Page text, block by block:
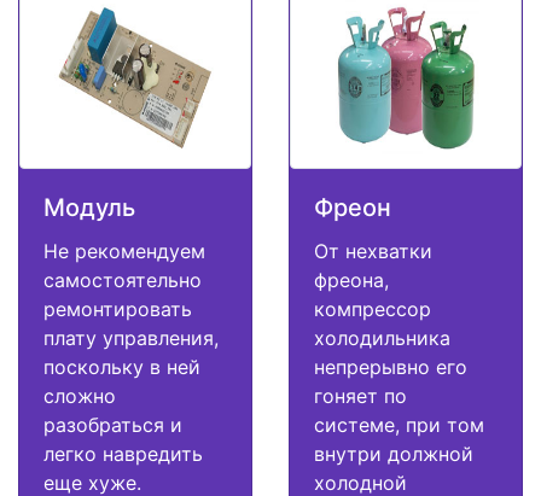
Модуль
Не рекомендуем
самостоятельно
ремонтировать
плату управления,
поскольку в ней
сложно
разобраться и
легко навредить
еще хуже.
Фреон
От нехватки
фреона,
компрессор
холодильника
непрерывно его
гоняет по
системе, при том
внутри должной
холодной